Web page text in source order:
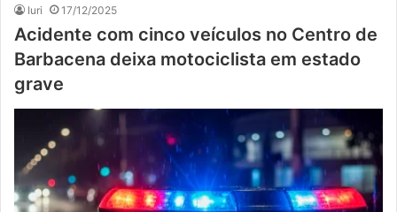
Iuri 17/12/2025
Acidente com cinco veículos no Centro de
Barbacena deixa motociclista em estado
grave